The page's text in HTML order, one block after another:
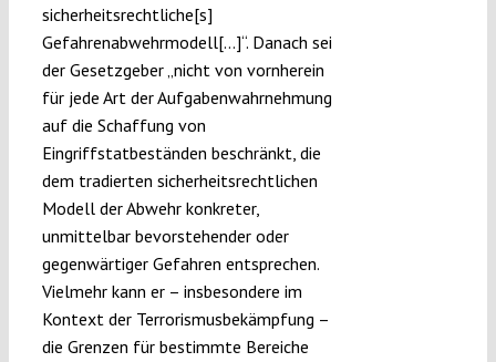
sicherheitsrechtliche[s]
Gefahrenabwehrmodell[…]“. Danach sei
der Gesetzgeber „nicht von vornherein
für jede Art der Aufgabenwahrnehmung
auf die Schaffung von
Eingriffstatbeständen beschränkt, die
dem tradierten sicherheitsrechtlichen
Modell der Abwehr konkreter,
unmittelbar bevorstehender oder
gegenwärtiger Gefahren entsprechen.
Vielmehr kann er – insbesondere im
Kontext der Terrorismusbekämpfung –
die Grenzen für bestimmte Bereiche